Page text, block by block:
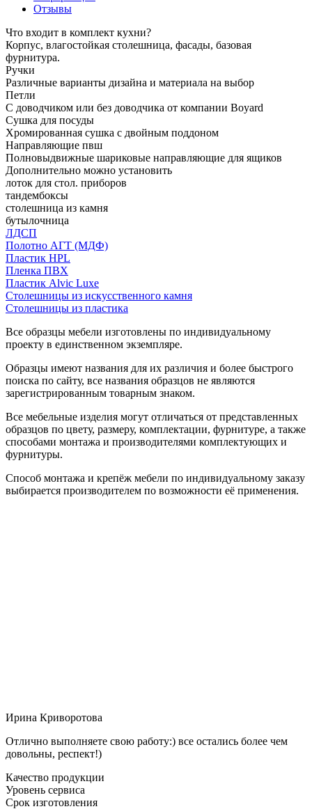
Отзывы
Что входит в комплект кухни?
Корпус, влагостойкая столешница, фасады, базовая
фурнитура.
Ручки
Различные варианты дизайна и материала на выбор
Петли
С доводчиком или без доводчика от компании Boyard
Сушка для посуды
Хромированная сушка с двойным поддоном
Направляющие пвш
Полновыдвижные шариковые направляющие для ящиков
Дополнительно можно установить
лоток для стол. приборов
тандембоксы
столешница из камня
бутылочница
ЛДСП
Полотно АГТ (МДФ)
Пластик HPL
Пленка ПВХ
Пластик Alvic Luxe
Столешницы из искусственного камня
Столешницы из пластика
Все образцы мебели изготовлены по индивидуальному
проекту в единственном экземпляре.
Образцы имеют названия для их различия и более быстрого
поиска по сайту, все названия образцов не являются
зарегистрированным товарным знаком.
Все мебельные изделия могут отличаться от представленных
образцов по цвету, размеру, комплектации, фурнитуре, а также
способами монтажа и производителями комплектующих и
фурнитуры.
Способ монтажа и крепёж мебели по индивидуальному заказу
выбирается производителем по возможности её применения.
Ирина Криворотова
Отлично выполняете свою работу:) все остались более чем
довольны, респект!)
Качество продукции
Уровень сервиса
Срок изготовления